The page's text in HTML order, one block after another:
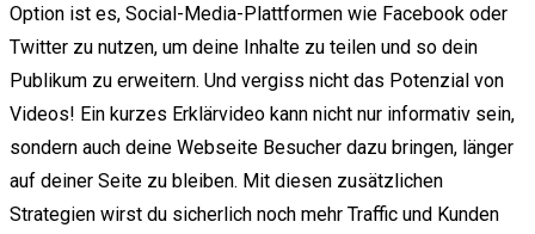
Option ist es, Social-Media-Plattformen wie Facebook oder
Twitter zu nutzen, um deine Inhalte zu teilen und so dein
Publikum zu erweitern. Und vergiss nicht das Potenzial von
Videos! Ein kurzes Erklärvideo kann nicht nur informativ sein,
sondern auch deine Webseite Besucher dazu bringen, länger
auf deiner Seite zu bleiben. Mit diesen zusätzlichen
Strategien wirst du sicherlich noch mehr Traffic und Kunden